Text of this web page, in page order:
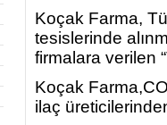
Koçak Farma,
tesislerinde
firmalara verilen
Koçak
ilaç